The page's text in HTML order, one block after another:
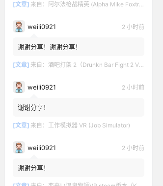
[文章] 来自： 阿尔法枪战精英 (Alpha Mike Foxtrot VR – AMF VR)
weili0921 2 小时前
谢谢分享！谢谢分享！
[文章] 来自： 酒吧打架 2（Drunkn Bar Fight 2 VR）
weili0921 2 小时前
谢谢分享！
[文章] 来自： 工作模拟器 VR (Job Simulator)
weili0921 2 小时前
谢谢分享！